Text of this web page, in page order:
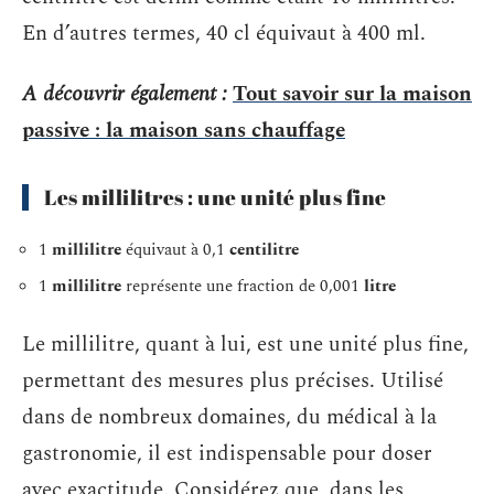
En d’autres termes, 40 cl équivaut à 400 ml.
A découvrir également :Tout savoir sur la maison
passive : la maison sans chauffage
Les millilitres : une unité plus fine
1 millilitreéquivaut à 0,1 centilitre
1 millilitre représente une fraction de 0,001 litre
Le millilitre, quant à lui, est une unité plus fine,
permettant des mesures plus précises. Utilisé
dans de nombreux domaines, du médical à la
gastronomie, il est indispensable pour doser